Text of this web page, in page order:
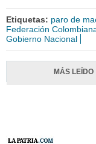
Etiquetas: paro de
Federación
Gobierno Nacional
MÁS LEÍDO